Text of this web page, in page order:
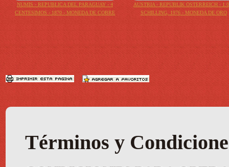
NUMIS - REPUBLICA DEL PARAGUAY - 4
CENTESIMOS - 1870 - MONEDA DE COBRE
AUSTRIA - REPUBLIK OSTERREICH -
SCHILLING, 1976 - MONEDA DE ORO